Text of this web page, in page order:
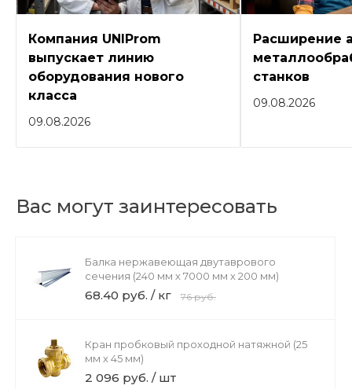
Компания UNIProm
выпускает линию
оборудования нового
класса
09.08.2026
Расширение
станков
09.08.2026
Вас могут заинтересовать
Балка нержавеющая двутаврового
сечения (240 мм х 7000 мм х 200 мм)
68.40 руб. / кг 76 руб.
Кран пробковый проходной натяжной (25
мм х 45 мм)
2 096 руб. / шт